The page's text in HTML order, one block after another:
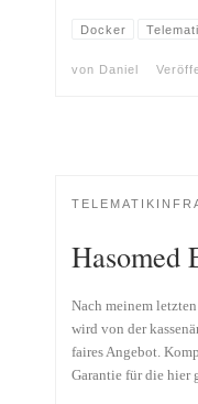
Docker
von Daniel
Hasomed
Nach meinem
wird von der
faires Angebot.
Garantie für die hier